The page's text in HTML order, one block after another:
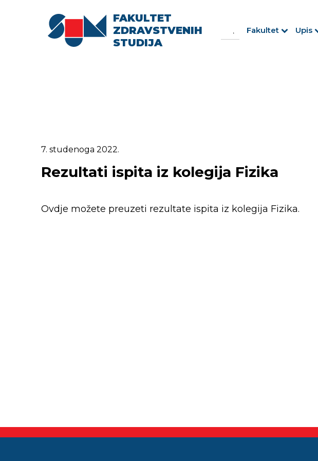
FAKULTET
ZDRAVSTVENIH
STUDIJA
for:
Fakultet Upis
7. studenoga 2022.
Rezultati ispita iz kolegija Fizika
Ovdje možete preuzeti rezultate ispita iz kolegija Fizika.